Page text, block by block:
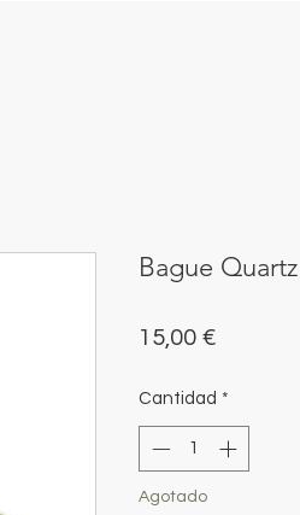
Bague
15,00 €Precio
Cantidad *
Agotado